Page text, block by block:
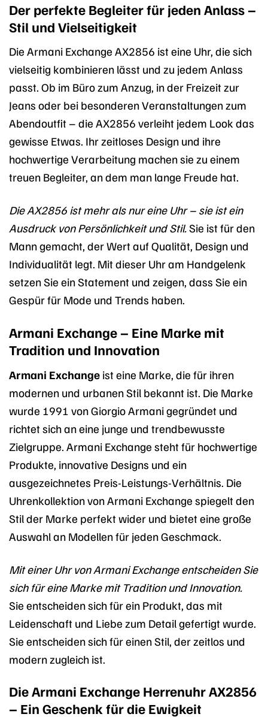
Der perfekte Begleiter für jeden Anlass –
Stil und Vielseitigkeit
Die Armani Exchange AX2856 ist eine Uhr, die sich
vielseitig kombinieren lässt und zu jedem Anlass
passt. Ob im Büro zum Anzug, in der Freizeit zur
Jeans oder bei besonderen Veranstaltungen zum
Abendoutfit – die AX2856 verleiht jedem Look das
gewisse Etwas. Ihr zeitloses Design und ihre
hochwertige Verarbeitung machen sie zu einem
treuen Begleiter, an dem man lange Freude hat.
Die AX2856 ist mehr als nur eine Uhr – sie ist ein
Ausdruck von Persönlichkeit und Stil.Sie ist für den
Mann gemacht, der Wert auf Qualität, Design und
Individualität legt. Mit dieser Uhr am Handgelenk
setzen Sie ein Statement und zeigen, dass Sie ein
Gespür für Mode und Trends haben.
Armani Exchange – Eine Marke mit
Tradition und Innovation
Armani Exchange ist eine Marke, die für ihren
modernen und urbanen Stil bekannt ist. Die Marke
wurde 1991 von Giorgio Armani gegründet und
richtet sich an eine junge und trendbewusste
Zielgruppe. Armani Exchange steht für hochwertige
Produkte, innovative Designs und ein
ausgezeichnetes Preis-Leistungs-Verhältnis. Die
Uhrenkollektion von Armani Exchange spiegelt den
Stil der Marke perfekt wider und bietet eine große
Auswahl an Modellen für jeden Geschmack.
Mit einer Uhr von Armani Exchange entscheiden Sie
sich für eine Marke mit Tradition und Innovation.
Sie entscheiden sich für ein Produkt, das mit
Leidenschaft und Liebe zum Detail gefertigt wurde.
Sie entscheiden sich für einen Stil, der zeitlos und
modern zugleich ist.
Die Armani Exchange Herrenuhr AX2856
– Ein Geschenk für die Ewigkeit